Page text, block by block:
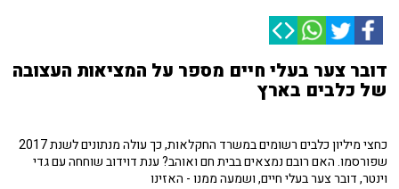
דובר צער בעלי חיים מספר על המציאות העצובה
של כלבים בארץ
כחצי מיליון כלבים רשומים במשרד החקלאות, כך עולה מנתונים לשנת 2017
שפורסמו. האם רובם נמצאים בבית חם ואוהב? ענת דוידוב שוחחה עם גדי
וינטר, דובר צער בעלי חיים, ושמעה ממנו - האזינו